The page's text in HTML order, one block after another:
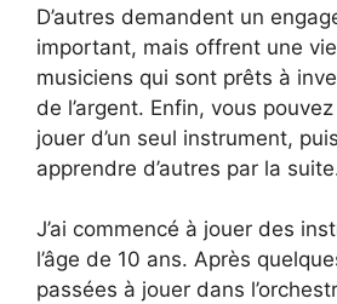
D’autres demandent un
important, mais offrent une
musiciens qui sont prêts à
de l’argent. Enfin, vous
jouer d’un seul instrument,
apprendre d’autres par la
J’ai commencé à jouer des
l’âge de 10 ans. Après
passées à jouer dans